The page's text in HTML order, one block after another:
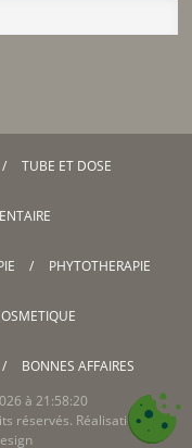
TUBE ET DOSE
PHYTOTHERAPIE
BONNES AFFAIRES
à 21:58:20
réservés. Réalisation &